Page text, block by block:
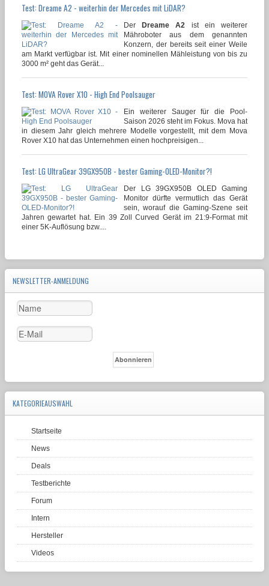
Test: Dreame A2 - weiterhin der Mercedes mit LiDAR?
DerDreame A2
ist ein weiterer
Mähroboter aus dem genannten
Konzern, der bereits seit einer Weile
am Markt verfügbar ist. Mit einer nominellen Mähleistung von bis zu
3000 m² geht das Gerät...
Test: MOVA Rover X10 - High End Poolsauger
Ein weiterer Sauger für die Pool-
Saison 2026 steht im Fokus. Mova hat
in diesem Jahr gleich mehrere Modelle vorgestellt, mit dem Mova
Rover X10 hat das Unternehmen einen hochpreisigen...
Test: LG UltraGear 39GX950B - bester Gaming-OLED-Monitor?!
Der LG 39GX950B OLED Gaming
Monitor dürfte vermutlich das Gerät
sein, worauf die Gaming-Szene seit
Jahren gewartet hat. Ein 39 Zoll Curved Gerät im 21:9-Format mit
einer 5K-Auflösung bzw....
NEWSLETTER-ANMELDUNG
KATEGORIEAUSWAHL
Startseite
News
Deals
Testberichte
Forum
Intern
Hersteller
Videos